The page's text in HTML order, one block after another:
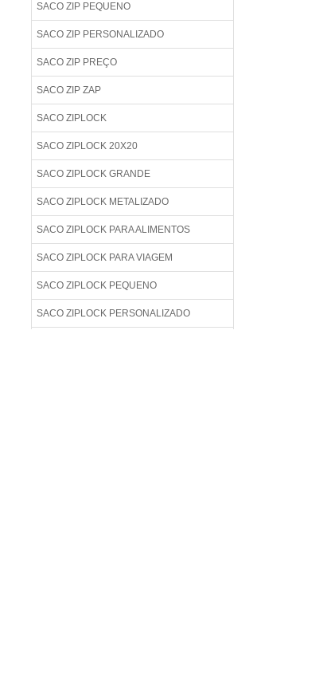
SACO ZIP PEQUENO
SACO ZIP PERSONALIZADO
SACO ZIP PREÇO
SACO ZIP ZAP
SACO ZIPLOCK
SACO ZIPLOCK 20X20
SACO ZIPLOCK GRANDE
SACO ZIPLOCK METALIZADO
SACO ZIPLOCK PARA ALIMENTOS
SACO ZIPLOCK PARA VIAGEM
SACO ZIPLOCK PEQUENO
SACO ZIPLOCK PERSONALIZADO